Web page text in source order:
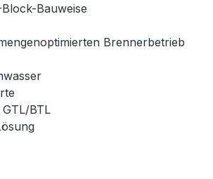
Bauweise
Brennerbetrieb
BTL